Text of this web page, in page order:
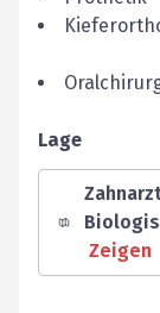
Lage
Zeigen